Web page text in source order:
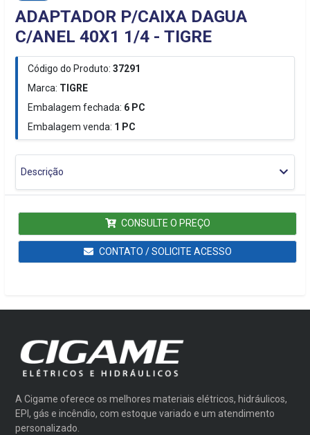
ADAPTADOR P/CAIXA DAGUA
C/ANEL 40X1 1/4 - TIGRE
Código do Produto: 37291
Marca: TIGRE
Embalagem fechada: 6 PC
Embalagem venda: 1 PC
Descrição
CONSULTE O PREÇO
CONTATO / SOLICITE ACESSO
A Cigame oferece os melhores materiais elétricos, hidráulicos,
EPI, gás e incêndio, com estoque variado e um atendimento
personalizado.